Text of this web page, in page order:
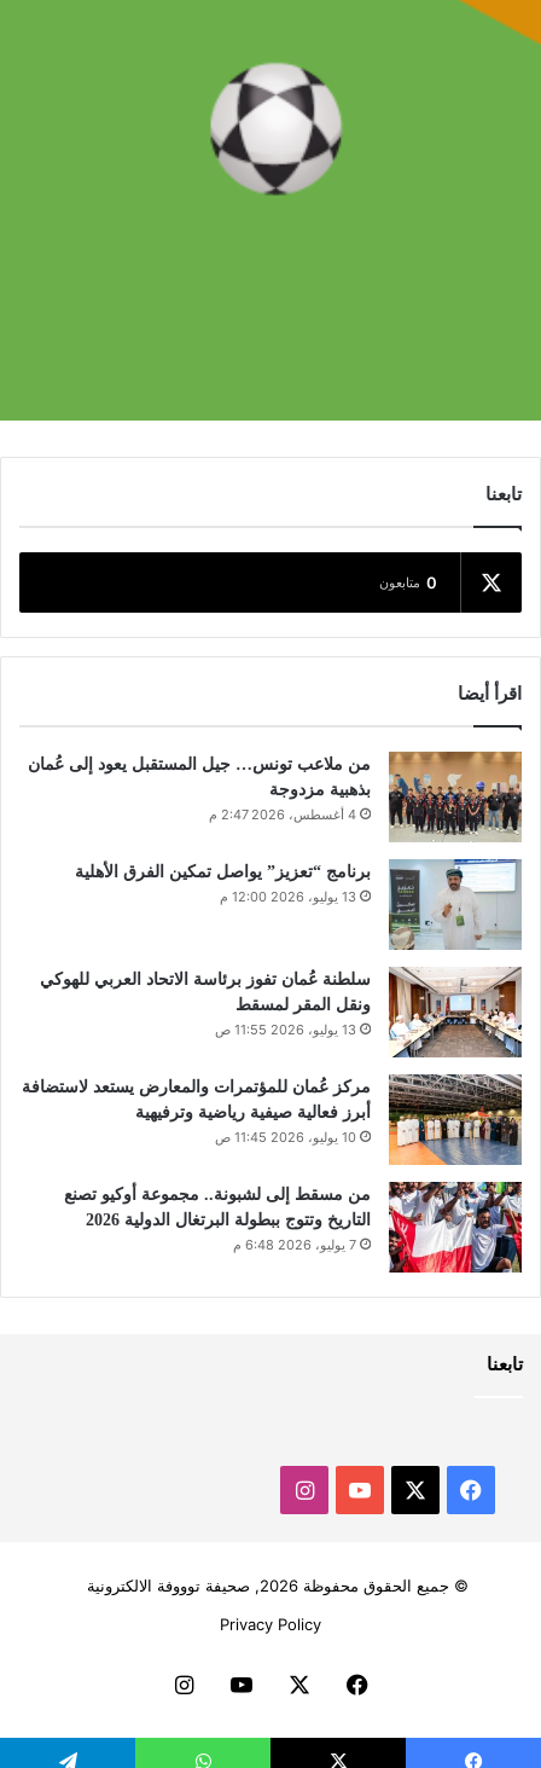
تابعنا
0 متابعون
اقرأ أيضا
من ملاعب تونس… جيل المستقبل يعود إلى عُمان
بذهبية مزدوجة
4 أغسطس، 2026 2:47 م
برنامج “تعزيز” يواصل تمكين الفرق الأهلية
13 يوليو، 2026 12:00 م
سلطنة عُمان تفوز برئاسة الاتحاد العربي للهوكي
ونقل المقر لمسقط
13 يوليو، 2026 11:55 ص
مركز عُمان للمؤتمرات والمعارض يستعد لاستضافة
أبرز فعالية صيفية رياضية وترفيهية
10 يوليو، 2026 11:45 ص
من مسقط إلى لشبونة.. مجموعة أوكيو تصنع
التاريخ وتتوج ببطولة البرتغال الدولية 2026
7 يوليو، 2026 6:48 م
تابعنا
فيسبوك ‫YouTubeانستقرام
© جميع الحقوق محفوظة 2026, صحيفة توووفة الالكترونية
Privacy Policy
فيسبوك ‫YouTubeانستقرام